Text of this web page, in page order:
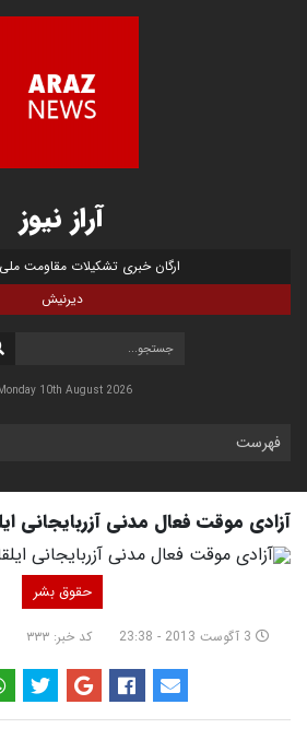
آراز نیوز
ارگان خبری تشکیلات مقاومت ملی
دیرنیش
10th August 2026
آزادی موقت فعال مدنی آزربایجانی
حقوق بشر
3 آگوست 2013 - 23:38 کد خبر: ۳۳۳